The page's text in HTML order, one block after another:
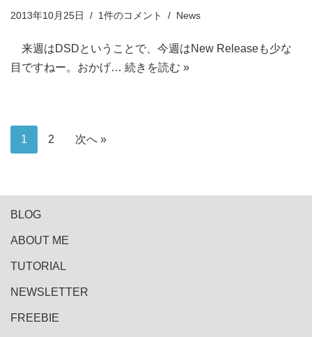
2013年10月25日 1件のコメント News
来週はDSDということで、今週はNew Releaseも少な
目ですねー。おかげ… 続きを読む »
1 2 次へ »
BLOG
ABOUT ME
TUTORIAL
NEWSLETTER
FREEBIE